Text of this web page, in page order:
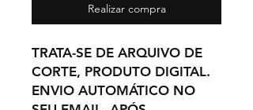
Realizar compra
TRATA-SE DE ARQUIVO DE
CORTE, PRODUTO DIGITAL.
ENVIO AUTOMÁTICO NO